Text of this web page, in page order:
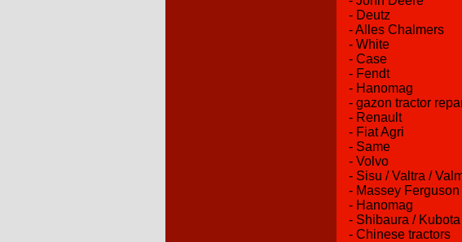
- Deutz
- Alles Chalmers
- White
- Case
- Fendt
- Hanomag
- gazon tractor
- Renault
- Fiat Agri
- Same
- Volvo
- Sisu / Valtra /
- Massey Ferguson
- Hanomag
- Shibaura / Kubota
- Chinese tractors